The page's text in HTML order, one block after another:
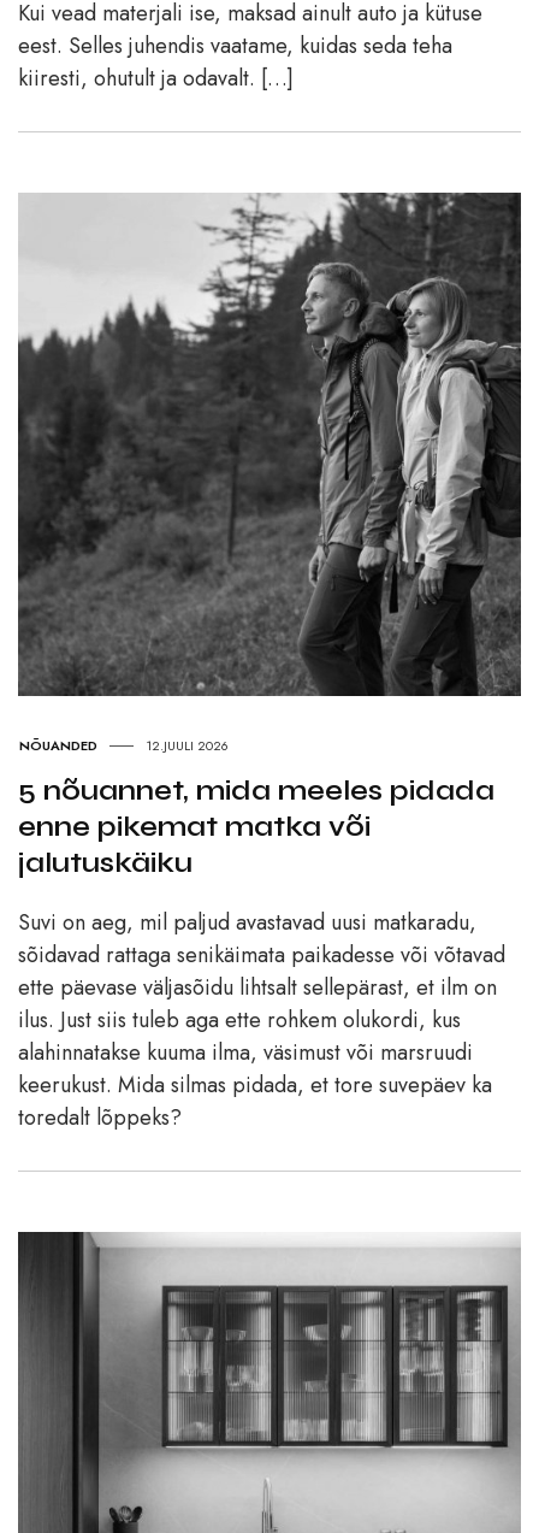
Kui vead materjali ise, maksad ainult auto ja kütuse
eest. Selles juhendis vaatame, kuidas seda teha
kiiresti, ohutult ja odavalt. […]
NÕUANDED 12.JUULI 2026
5 nõuannet, mida meeles pidada
enne pikemat matka või
jalutuskäiku
Suvi on aeg, mil paljud avastavad uusi matkaradu,
sõidavad rattaga senikäimata paikadesse või võtavad
ette päevase väljasõidu lihtsalt sellepärast, et ilm on
ilus. Just siis tuleb aga ette rohkem olukordi, kus
alahinnatakse kuuma ilma, väsimust või marsruudi
keerukust. Mida silmas pidada, et tore suvepäev ka
toredalt lõppeks?